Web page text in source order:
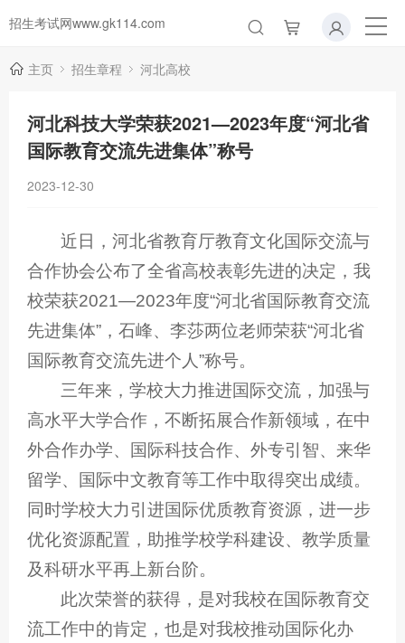
招生考试网www.gk114.com
主页 招生章程 河北高校
河北科技大学荣获2021—2023年度“河北省
国际教育交流先进集体”称号
2023-12-30
近日，河北省教育厅教育文化国际交流与
合作协会公布了全省高校表彰先进的决定，我
校荣获2021—2023年度“河北省国际教育交流
先进集体”，石峰、李莎两位老师荣获“河北省
国际教育交流先进个人”称号。
三年来，学校大力推进国际交流，加强与
高水平大学合作，不断拓展合作新领域，在中
外合作办学、国际科技合作、外专引智、来华
留学、国际中文教育等工作中取得突出成绩。
同时学校大力引进国际优质教育资源，进一步
优化资源配置，助推学校学科建设、教学质量
及科研水平再上新台阶。
此次荣誉的获得，是对我校在国际教育交
流工作中的肯定，也是对我校推动国际化办